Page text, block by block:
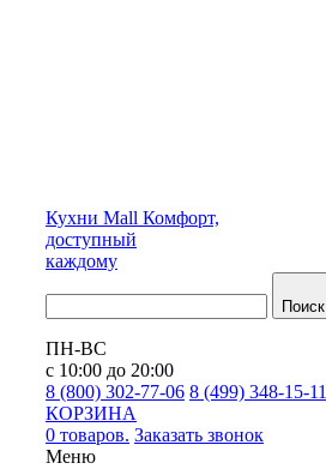
Кухни Mall Комфорт,
доступный
каждому
Поиск
ПН-ВС
с 10:00 до 20:00
8 (800) 302-77-06 8 (499) 348-15-11
КОРЗИНА
0 товаров. Заказать звонок
Меню